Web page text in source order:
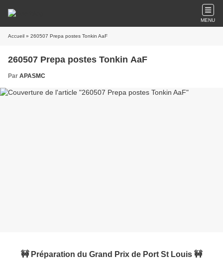
MENU
Accueil » 260507 Prepa postes Tonkin AaF
260507 Prepa postes Tonkin AaF
Par APASMC
🚧 Préparation du Grand Prix de Port St Louis 🚧